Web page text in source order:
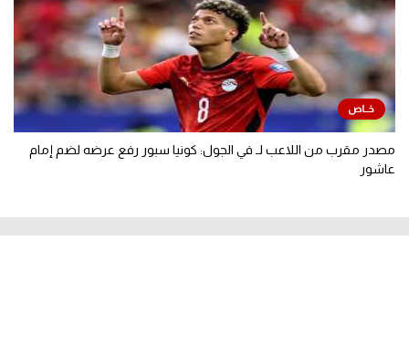
مصدر مقرب من اللاعب لـ في الجول: كونيا سبور رفع عرضه لضم إمام
عاشور